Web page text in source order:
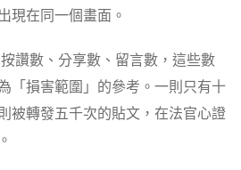
現在同一個畫面。
按讚數、分享數、留言數，這些數
「損害範圍」的參考。一則只有十
被轉發五千次的貼文，在法官心證